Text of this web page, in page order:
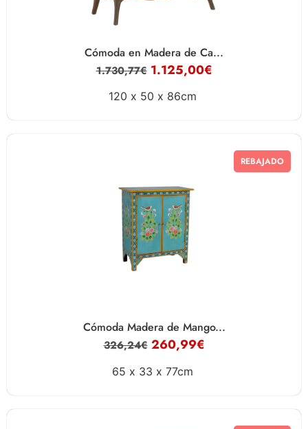
Cómoda en Madera de Ca...
1.730,77€ 1.125,00€
120 x 50 x 86cm
REBAJADO
Cómoda Madera de Mango...
326,24€ 260,99€
65 x 33 x 77cm